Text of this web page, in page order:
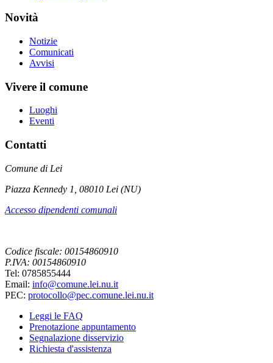
Novità
Notizie
Comunicati
Avvisi
Vivere il comune
Luoghi
Eventi
Contatti
Comune di Lei
Piazza Kennedy 1, 08010 Lei (NU)
Accesso dipendenti comunali
Codice fiscale: 00154860910
P.IVA: 00154860910
Tel: 0785855444
Email: info@comune.lei.nu.it
PEC: protocollo@pec.comune.lei.nu.it
Leggi le FAQ
Prenotazione appuntamento
Segnalazione disservizio
Richiesta d'assistenza